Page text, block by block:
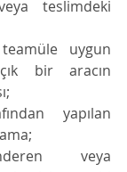
teslimdeki
uygun
bir aracın
yapılan
veya